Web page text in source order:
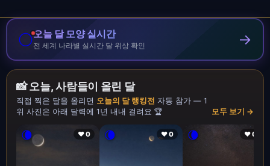
🌕오늘 달 모양 실시간
전 세계 나라별 실시간 달 위상 확인 →
📸 오늘, 사람들이 올린 달
직접 찍은 달을 올리면 오늘의 달 랭킹전 자동 참가 — 1
위 사진은 아래 달력에 1년 내내 걸려요 🏆
모두 보기 →
🌘 ❤ 0 🌘 ❤ 0 🌘 ❤ 0